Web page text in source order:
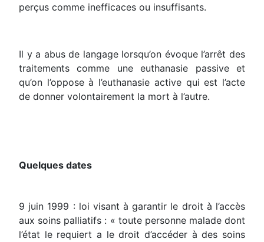
perçus comme inefficaces ou insuffisants.
Il y a abus de langage lorsqu’on évoque l’arrêt des
traitements comme une euthanasie passive et
qu’on l’oppose à l’euthanasie active qui est l’acte
de donner volontairement la mort à l’autre.
Quelques dates
9 juin 1999 : loi visant à garantir le droit à l’accès
aux soins palliatifs : « toute personne malade dont
l’état le requiert a le droit d’accéder à des soins